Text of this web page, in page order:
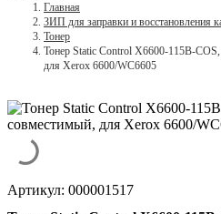
Главная
ЗИП для заправки и восстановления
Тонер
Тонер Static Control X6600-115B-
для Xerox 6600/WC6605
Артикул: 000001517